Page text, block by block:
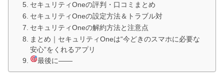
セキュリティOneの評判・口コミまとめ
セキュリティOneの設定方法＆トラブル対
セキュリティOneの解約方法と注意点
まとめ｜セキュリティOneは“今どきのスマホに必要な
安心”をくれるアプリ
最後に——